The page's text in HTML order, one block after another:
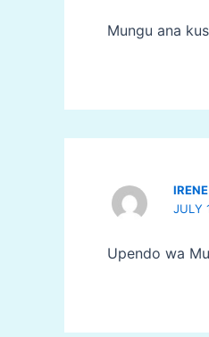
Mungu ana
JULY
Upendo wa